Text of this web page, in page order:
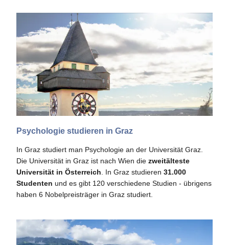
Psychologie studieren in Graz
In Graz studiert man Psychologie an der Universität Graz.
Die Universität in Graz ist nach Wien die zweitälteste
Universität in Österreich . In Graz studieren 31.000
Studenten und es gibt 120 verschiedene Studien - übrigens
haben 6 Nobelpreisträger in Graz studiert.